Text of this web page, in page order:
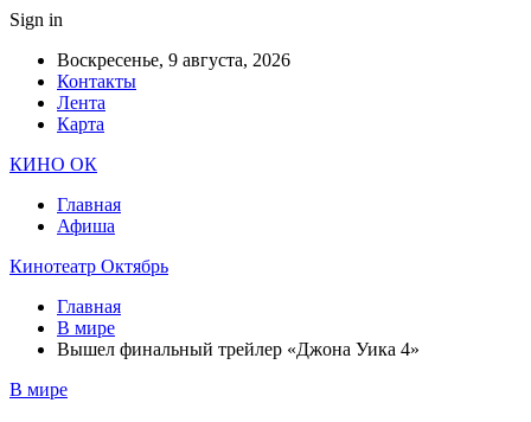
Sign in
Воскресенье, 9 августа, 2026
Контакты
Лента
Карта
КИНО ОК
Главная
Афиша
Кинотеатр Октябрь
Главная
В мире
Вышел финальный трейлер «Джона Уика 4»
В мире